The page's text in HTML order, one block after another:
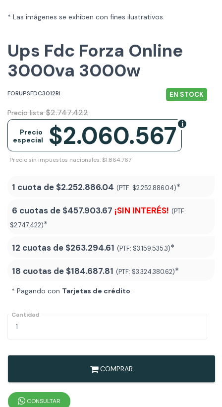
* Las imágenes se exhiben con fines ilustrativos.
Ups Fdc Forza Online
3000va 3000w
FORUPSFDC3012RI EN STOCK
Precio lista $2.747.422
$2.060.567
Precio
especial
Precio sin impuestos nacionales: $1.864.767
1 cuota de $2.252.886.04 (PTF: $2.252.886.04)*
6 cuotas de $457.903.67 ¡SIN INTERÉS! (PTF:
$2.747.422)*
12 cuotas de $263.294.61 (PTF: $3.159.535.3)*
18 cuotas de $184.687.81 (PTF: $3.324.380.62)*
* Pagando con Tarjetas de crédito.
Cantidad
COMPRAR
CONSULTAR